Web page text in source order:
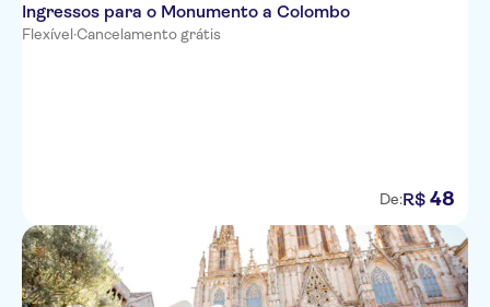
Ingressos para o Monumento a Colombo
Flexível·Cancelamento grátis
De:R$ 48